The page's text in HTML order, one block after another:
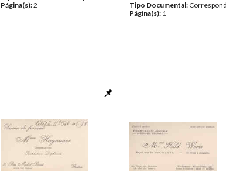
Página(s):2
Tipo Documental:
Página(s): 1